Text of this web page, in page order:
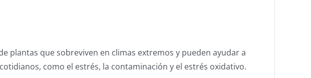
plantas que sobreviven en climas extremos y pueden ayudar a
como el estrés, la contaminación y el estrés oxidativo.